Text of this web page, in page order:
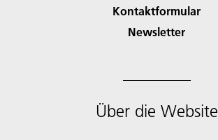
Kontaktformular
Newsletter
Über die Website